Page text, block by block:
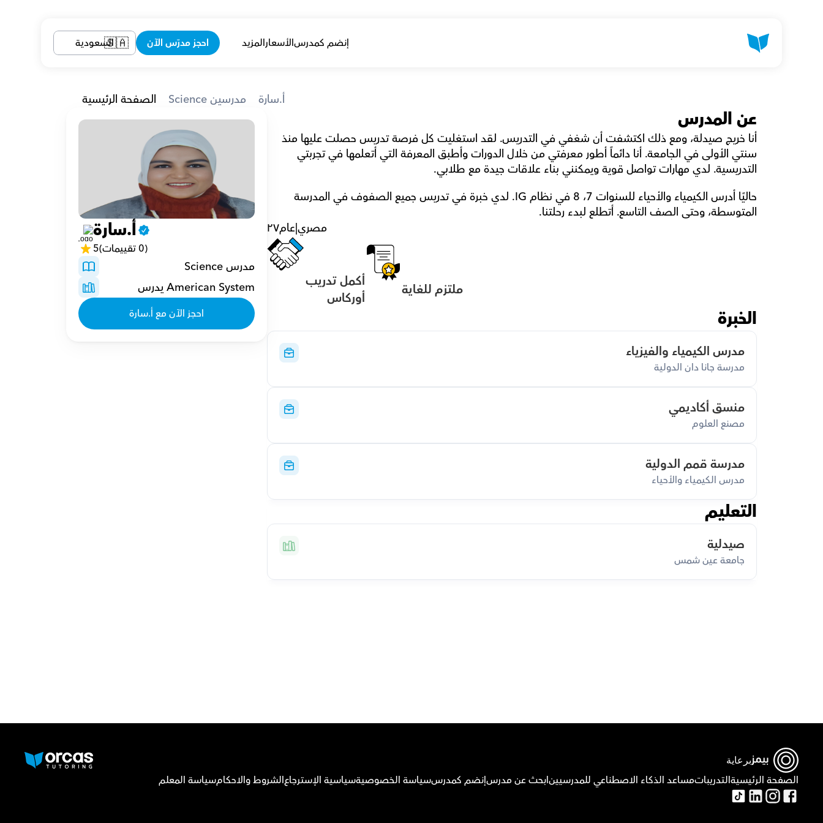
إنضم كمدرسالأسعارالمزيد احجز مدرّس الآن 🇸🇦السعودية
الصفحة الرئيسية Science مدرسين أ.سارة
أ.سارة
5 (0 تقييمات)
مدرس Science
American System يدرس
احجز الآن مع أ.سارة
عن المدرس
أنا خريج صيدلة، ومع ذلك اكتشفت أن شغفي في التدريس. لقد استغليت كل فرصة تدريس حصلت عليها منذ
سنتي الأولى في الجامعة. أنا دائماً أطور معرفتي من خلال الدورات وأطبق المعرفة التي أتعلمها في تجربتي
التدريسية. لدي مهارات تواصل قوية ويمكنني بناء علاقات جيدة مع طلابي.
حاليًا أدرس الكيمياء والأحياء للسنوات 7، 8 في نظام IG. لدي خبرة في تدريس جميع الصفوف في المدرسة
المتوسطة، وحتى الصف التاسع. أتطلع لبدء رحلتنا.
٢٧عام|مصري
ملتزم للغاية
أوركاس
الخبرة
مدرس الكيمياء والفيزياء
مدرسة جانا دان الدولية
منسق أكاديمي
مصنع العلوم
مدرسة قمم الدولية
مدرس الكيمياء والأحياء
التعليم
صيدلية
جامعة عين شمس
قم بتحميل تطبيق أوركاس
برعاية
الصفحة الرئيسيةالتدريباتمساعد الذكاء الاصطناعي للمدرسيينابحث عن مدرسإنضم كمدرسسياسة الخصوصيةسياسية الإسترجاعالشروط والاحكامسياسة المعلم